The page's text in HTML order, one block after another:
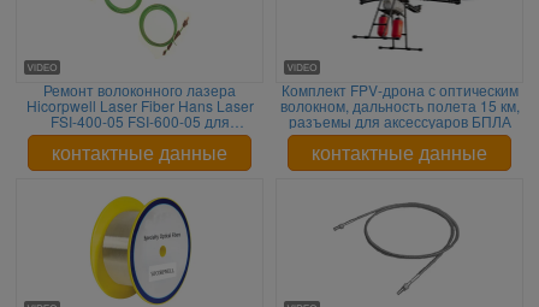
Ремонт волоконного лазера
Hicorpwell Laser Fiber Hans Laser
FSI-400-05 FSI-600-05 для
высокомощных волокон
контактные данные
Комплект FPV-дрона с оптическим
волокном, дальность полета 15 км,
разъемы для аксессуаров БПЛА
контактные данные